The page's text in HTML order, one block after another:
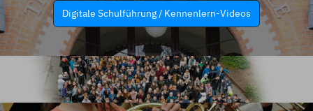
Digitale Schulführung / Kennenlern-Videos